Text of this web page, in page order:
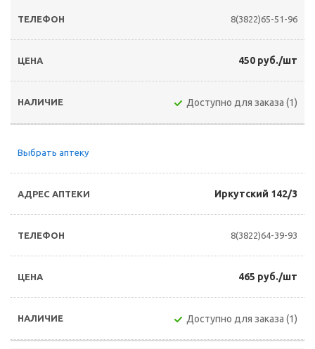
8(3822)65-51-96
450 руб./шт
Доступно для заказа (1)
Выбрать аптеку
Иркутский 142/3
8(3822)64-39-93
465 руб./шт
Доступно для заказа (1)